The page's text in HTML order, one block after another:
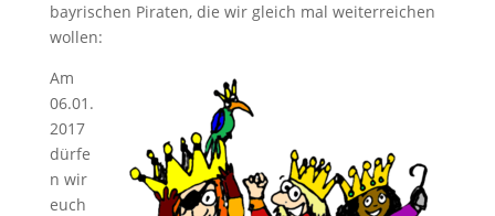
bayrischen Piraten, die wir gleich mal weiterreichen
wollen:
Am
06.01.
2017
dürfe
n wir
euch